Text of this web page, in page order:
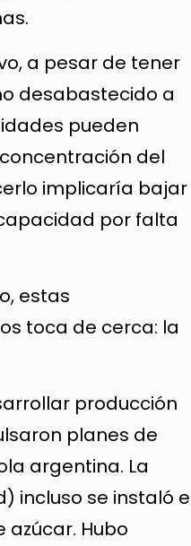
a pesar de tener
desabastecido a
pueden
del
implicaría bajar
por falta
estas
toca de cerca: la
producción
planes de
argentina. La
incluso se instaló
Hubo